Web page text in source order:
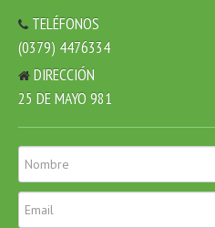
TELÉFONOS
(0379) 4476334
DIRECCIÓN
25 DE MAYO 981